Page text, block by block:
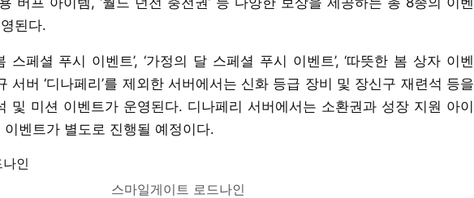
된다.
스페셜 푸시 이벤트’, ‘가정의 달 스페셜 푸시 이벤트’, ‘따뜻한 봄 상자 이벤
서버 ‘디나페리’를 제외한 서버에서는 신화 등급 장비 및 장신구 재련석 등을
및 미션 이벤트가 운영된다. 디나페리 서버에서는 소환권과 성장 지원 아이
벤트가 별도로 진행될 예정이다.
스마일게이트 로드나인